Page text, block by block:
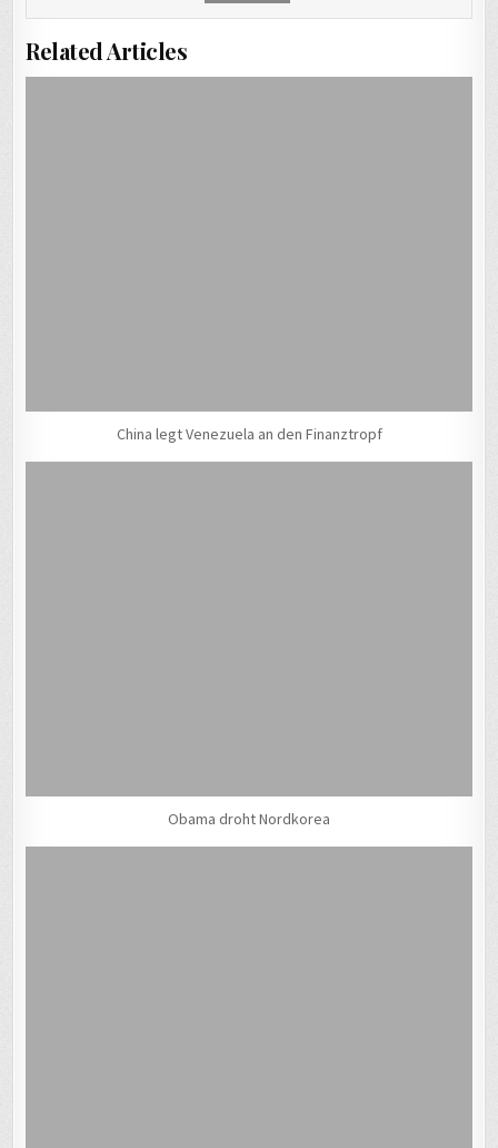
Related Articles
China legt Venezuela an den Finanztropf
Obama droht Nordkorea